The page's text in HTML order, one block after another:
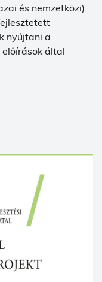
és nemzetközi)
nyújtani a
által